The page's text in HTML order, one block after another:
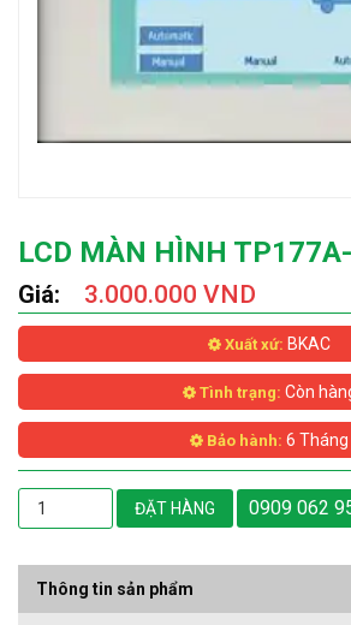
LCD MÀN HÌNH
Giá: 3.000.000 VND
Xuất xứ: BKAC
Tình trạng: Còn
Bảo hành: 6 Tháng
ĐẶT HÀNG 0909 062
Thông tin sản phẩm